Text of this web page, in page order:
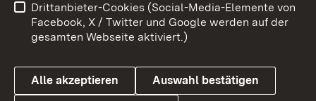
Barrierefreiheit
Datenschutz
Cookies
Drittanbieter-Cookies (Social-Media-Elemente von
Facebook, X / Twitter und Google werden auf der
gesamten Webseite aktiviert.)
Alle akzeptieren Auswahl bestätigen